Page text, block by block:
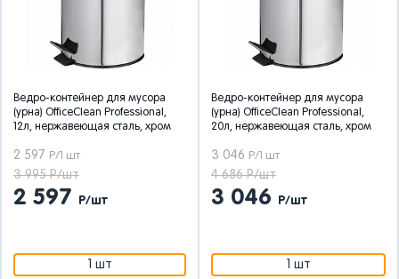
Ведро-контейнер для мусора
(урна) OfficeClean Professional,
12л, нержавеющая сталь, хром
2 597 Р/1 шт
3 995 Р/шт
2 597 Р/шт
1 шт
Ведро-контейнер для мусора
(урна) OfficeClean Professional,
20л, нержавеющая сталь, хром
3 046 Р/1 шт
4 686 Р/шт
3 046 Р/шт
1 шт